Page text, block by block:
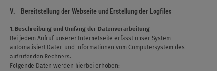
V. Bereitstellung der Webseite und Erstellung der Logfiles
1. Beschreibung und Umfang der Datenverarbeitung
Bei jedem Aufruf unserer Internetseite erfasst unser System
automatisiert Daten und Informationen vom Computersystem des
aufrufenden Rechners.
Folgende Daten werden hierbei erhoben: